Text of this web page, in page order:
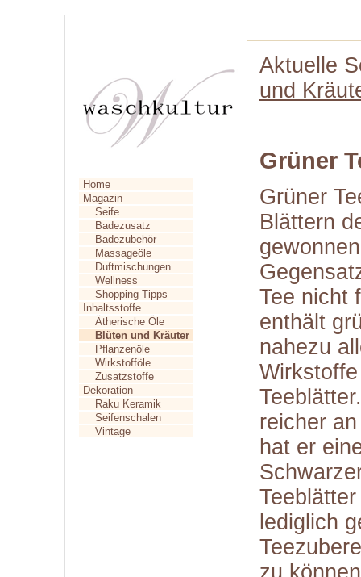
Home
Magazin
Seife
Badezusatz
Badezubehör
Massageöle
Duftmischungen
Wellness
Shopping Tipps
Inhaltsstoffe
Ätherische Öle
Blüten und Kräuter
Pflanzenöle
Wirkstofföle
Zusatzstoffe
Dekoration
Raku Keramik
Seifenschalen
Vintage
Aktuelle
und
Grüner
Grüner
Blättern
Tee nicht
enthält
nahezu
reicher
hat er
lediglich
zu